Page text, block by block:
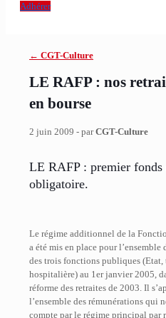
Adhérer
← CGT-Culture
LE RAFP : nos
en bourse
2 juin 2009 - parCGT-Culture
LE RAFP : premier fonds
obligatoire.
Le régime additionnel de la
a été mis en place pour l’ensemble
des trois fonctions publiques
hospitalière) au 1er janvier 2005,
réforme des retraites de 2003. Il
l’ensemble des rémunérations qui
compte par le régime principal par